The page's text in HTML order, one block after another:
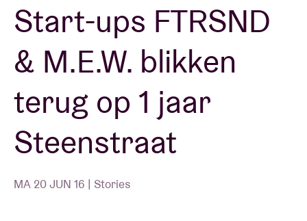
BRDCST
ABtv
Concertcheque
Over AB
Contact
Start-ups FTRSND
& M.E.W. blikken
terug op 1 jaar
Steenstraat
MA 20 JUN 16 | Stories